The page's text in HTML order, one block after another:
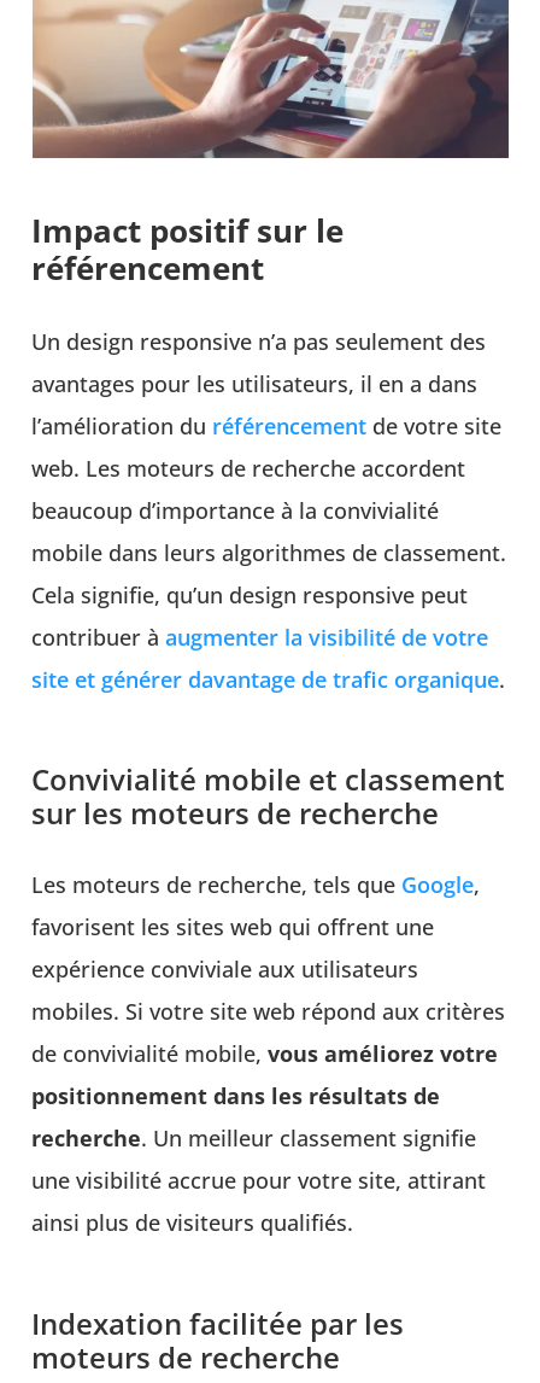
Impact positif sur le
référencement
Un design responsive n’a pas seulement des
avantages pour les utilisateurs, il en a dans
l’amélioration du référencement de votre site
web. Les moteurs de recherche accordent
beaucoup d’importance à la convivialité
mobile dans leurs algorithmes de classement.
Cela signifie, qu’un design responsive peut
contribuer àaugmenter la visibilité de votre
site et générer davantage de trafic organique.
Convivialité mobile et classement
sur les moteurs de recherche
Les moteurs de recherche, tels que Google,
favorisent les sites web qui offrent une
expérience conviviale aux utilisateurs
mobiles. Si votre site web répond aux critères
de convivialité mobile,vous améliorez votre
positionnement dans les résultats de
recherche. Un meilleur classement signifie
une visibilité accrue pour votre site, attirant
ainsi plus de visiteurs qualifiés.
Indexation facilitée par les
moteurs de recherche